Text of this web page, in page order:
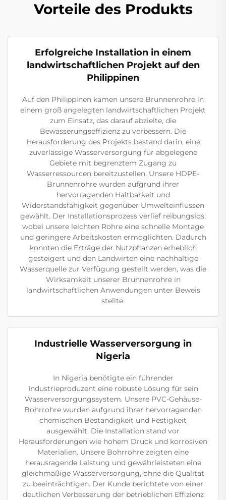
Vorteile des Produkts
Erfolgreiche Installation in einem
landwirtschaftlichen Projekt auf den
Philippinen
Auf den Philippinen kamen unsere Brunnenrohre in
einem groß angelegten landwirtschaftlichen Projekt
zum Einsatz, das darauf abzielte, die
Bewässerungseffizienz zu verbessern. Die
Herausforderung des Projekts bestand darin, eine
zuverlässige Wasserversorgung für abgelegene
Gebiete mit begrenztem Zugang zu
Wasserressourcen bereitzustellen. Unsere HDPE-
Brunnenrohre wurden aufgrund ihrer
hervorragenden Haltbarkeit und
Widerstandsfähigkeit gegenüber Umwelteinflüssen
gewählt. Der Installationsprozess verlief reibungslos,
wobei unsere leichten Rohre eine schnelle Montage
und geringere Arbeitskosten ermöglichten. Dadurch
konnten die Erträge der Nutzpflanzen erheblich
gesteigert und den Landwirten eine nachhaltige
Wasserquelle zur Verfügung gestellt werden, was die
Wirksamkeit unserer Brunnenrohre in
landwirtschaftlichen Anwendungen unter Beweis
stellte.
Industrielle Wasserversorgung in
Nigeria
In Nigeria benötigte ein führender
Industrieproduzent eine robuste Lösung für sein
Wasserversorgungssystem. Unsere PVC-Gehäuse-
Bohrrohre wurden aufgrund ihrer hervorragenden
chemischen Beständigkeit und Festigkeit
ausgewählt. Die Installation stand vor
Herausforderungen wie hohem Druck und korrosiven
Materialien. Unsere Bohrrohre zeigten eine
herausragende Leistung und gewährleisteten eine
gleichmäßige Wasserversorgung, ohne die Qualität
zu beeinträchtigen. Der Kunde berichtete von einer
deutlichen Verbesserung der betrieblichen Effizienz